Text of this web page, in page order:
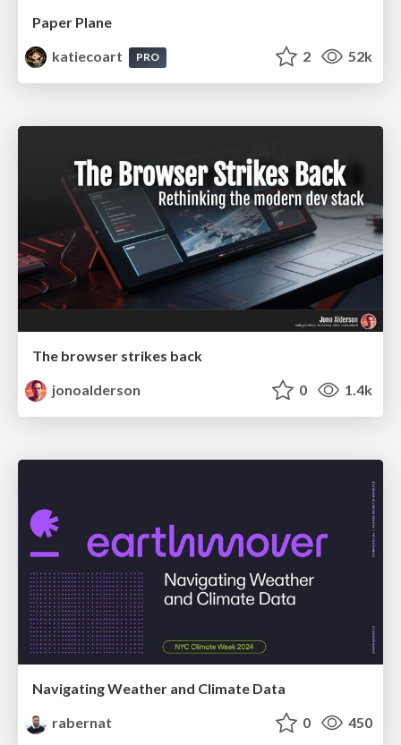
Paper Plane
katiecoart
PRO 2 52k
The browser strikes back
jonoalderson
0 1.4k
Navigating Weather and Climate Data
rabernat
0 450